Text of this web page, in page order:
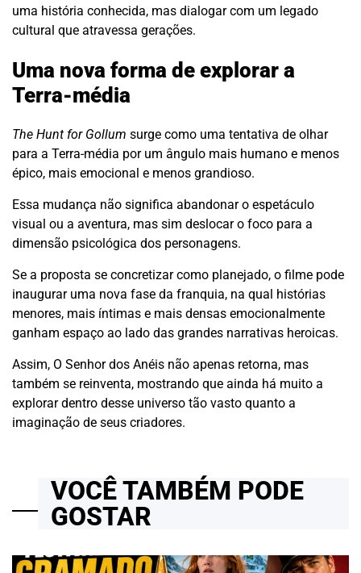
uma história conhecida, mas dialogar com um legado
cultural que atravessa gerações.
Uma nova forma de explorar a
Terra-média
The Hunt for Gollum surge como uma tentativa de olhar
para a Terra-média por um ângulo mais humano e menos
épico, mais emocional e menos grandioso.
Essa mudança não significa abandonar o espetáculo
visual ou a aventura, mas sim deslocar o foco para a
dimensão psicológica dos personagens.
Se a proposta se concretizar como planejado, o filme pode
inaugurar uma nova fase da franquia, na qual histórias
menores, mais íntimas e mais densas emocionalmente
ganham espaço ao lado das grandes narrativas heroicas.
Assim, O Senhor dos Anéis não apenas retorna, mas
também se reinventa, mostrando que ainda há muito a
explorar dentro desse universo tão vasto quanto a
imaginação de seus criadores.
VOCÊ TAMBÉM PODE
GOSTAR